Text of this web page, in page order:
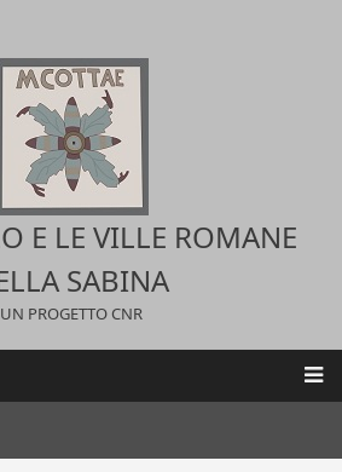
E LE VILLE ROMANE
SABINA
UN PROGETTO CNR